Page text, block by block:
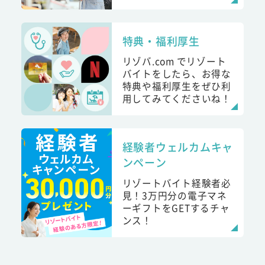
特典・福利厚生
リゾバ.com でリゾート
バイトをしたら、お得な
特典や福利厚生をぜひ利
用してみてくださいね！
経験者ウェルカムキャ
ンペーン
リゾートバイト経験者必
見！3万円分の電子マネ
ーギフトをGETするチャ
ンス！